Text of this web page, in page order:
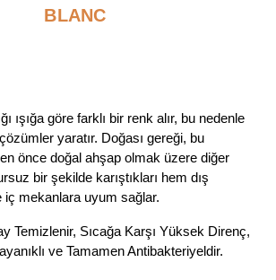
BLANC
ışığa göre farklı bir renk alır, bu nedenle
yaratır. Doğası gereği, bu
önce doğal ahşap olmak üzere diğer
bir şekilde karıştıkları hem dış
iç mekanlara uyum sağlar.
Temizlenir, Sıcağa Karşı Yüksek Direnç,
ve Tamamen Antibakteriyeldir.